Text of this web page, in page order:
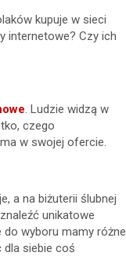
kupuje w sieci
internetowe? Czy ich
. Ludzie widzą w
czego
w swojej ofercie.
a na biżuterii ślubnej
unikatowe
wyboru mamy różne
dla siebie coś